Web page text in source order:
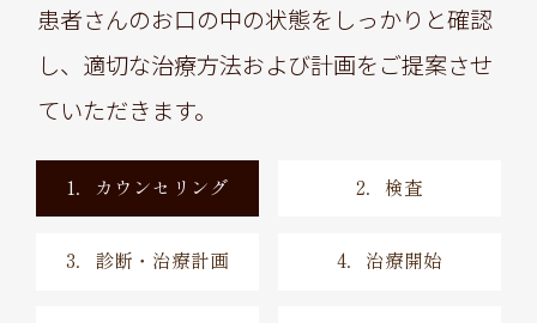
患者さんのお口の中の状態をしっかりと確認
し、適切な治療方法および計画をご提案させ
ていただきます。
1．カウンセリング 2．検査
3．診断・治療計画 4．治療開始